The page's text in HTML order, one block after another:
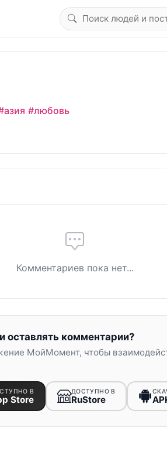
#любовь
Комментариев пока нет...
оставлять комментарии?
МойМомент, чтобы
В
Store
ДОСТУПНО В
RuStore